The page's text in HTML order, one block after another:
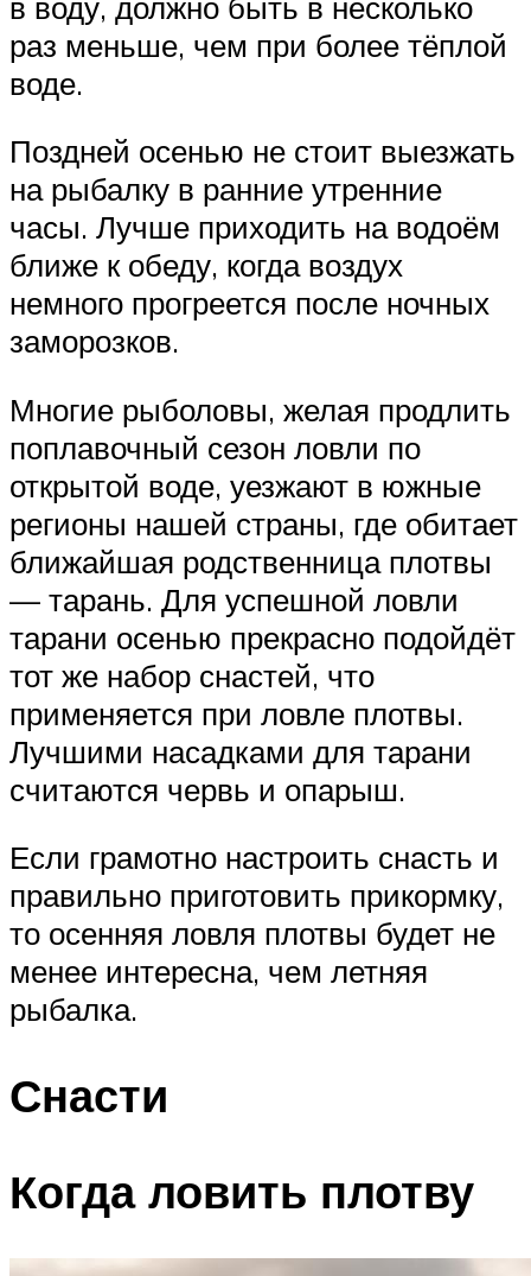
раз меньше, чем при более тёплой
воде.
Поздней осенью не стоит выезжать
на рыбалку в ранние утренние
часы. Лучше приходить на водоём
ближе к обеду, когда воздух
немного прогреется после ночных
заморозков.
Многие рыболовы, желая продлить
поплавочный сезон ловли по
открытой воде, уезжают в южные
регионы нашей страны, где обитает
ближайшая родственница плотвы
— тарань. Для успешной ловли
тарани осенью прекрасно подойдёт
тот же набор снастей, что
применяется при ловле плотвы.
Лучшими насадками для тарани
считаются червь и опарыш.
Если грамотно настроить снасть и
правильно приготовить прикормку,
то осенняя ловля плотвы будет не
менее интересна, чем летняя
рыбалка.
Снасти
Когда ловить плотву